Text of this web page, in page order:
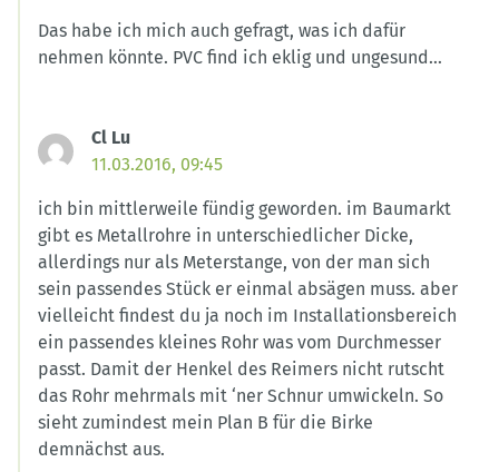
Das habe ich mich auch gefragt, was ich dafür
nehmen könnte. PVC find ich eklig und ungesund…
Cl Lu
11.03.2016, 09:45
ich bin mittlerweile fündig geworden. im Baumarkt
gibt es Metallrohre in unterschiedlicher Dicke,
allerdings nur als Meterstange, von der man sich
sein passendes Stück er einmal absägen muss. aber
vielleicht findest du ja noch im Installationsbereich
ein passendes kleines Rohr was vom Durchmesser
passt. Damit der Henkel des Reimers nicht rutscht
das Rohr mehrmals mit ‘ner Schnur umwickeln. So
sieht zumindest mein Plan B für die Birke
demnächst aus.